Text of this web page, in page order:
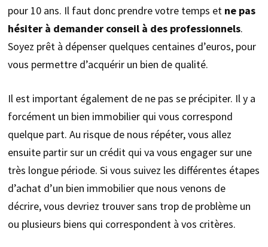
pour 10 ans. Il faut donc prendre votre temps et ne pas
hésiter à demander conseil à des professionnels.
Soyez prêt à dépenser quelques centaines d’euros, pour
vous permettre d’acquérir un bien de qualité.
Il est important également de ne pas se précipiter. Il y a
forcément un bien immobilier qui vous correspond
quelque part. Au risque de nous répéter, vous allez
ensuite partir sur un crédit qui va vous engager sur une
très longue période. Si vous suivez les différentes étapes
d’achat d’un bien immobilier que nous venons de
décrire, vous devriez trouver sans trop de problème un
ou plusieurs biens qui correspondent à vos critères.